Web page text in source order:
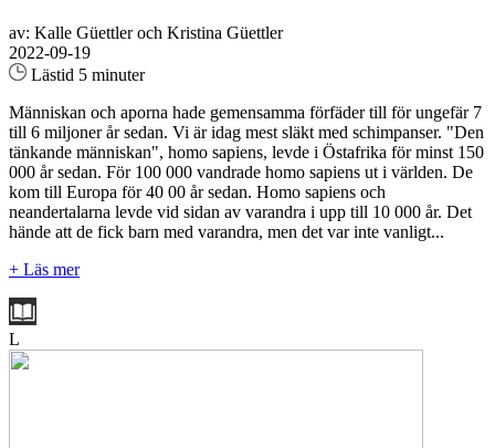
av: Kalle Güettler och Kristina Güettler
2022-09-19
Lästid 5 minuter
Människan och aporna hade gemensamma förfäder till för ungefär 7
till 6 miljoner år sedan. Vi är idag mest släkt med schimpanser. "Den
tänkande människan", homo sapiens, levde i Östafrika för minst 150
000 år sedan. För 100 000 vandrade homo sapiens ut i världen. De
kom till Europa för 40 00 år sedan. Homo sapiens och
neandertalarna levde vid sidan av varandra i upp till 10 000 år. Det
hände att de fick barn med varandra, men det var inte vanligt...
+ Läs mer
L